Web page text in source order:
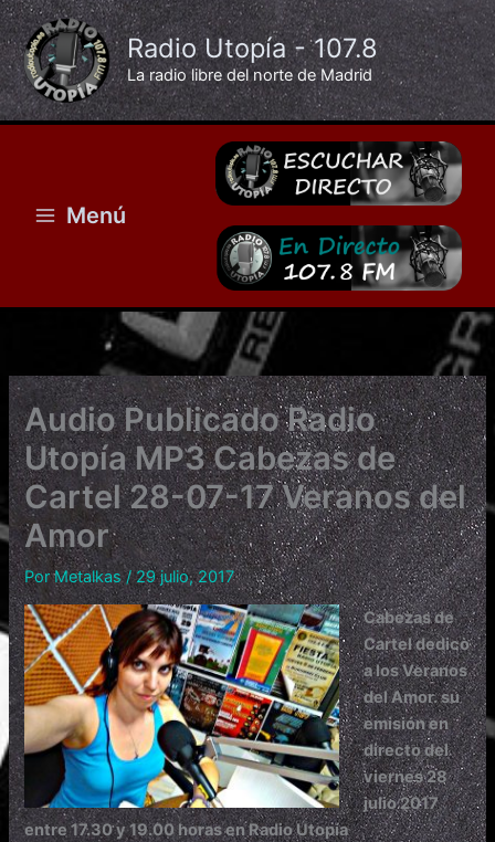
Ir
al
contenido
Radio Utopía - 107.8
La radio libre del norte de Madrid
Menú
Audio Publicado Radio
Utopía MP3 Cabezas de
Cartel 28-07-17 Veranos del
Amor
PorMetalkas/29 julio, 2017
Cabezas de
Cartel dedicò
a los Veranos
del Amor. su
emisión en
directo del
viernes 28
julio 2017
entre 17.30 y 19.00 horas en Radio Utopía